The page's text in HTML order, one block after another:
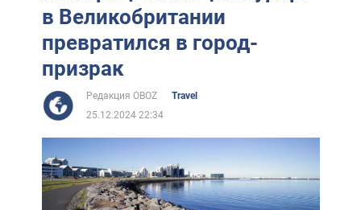
в Великобритании
превратился в город-
призрак
Редакция OBOZ
Travel
25.12.2024 22:34